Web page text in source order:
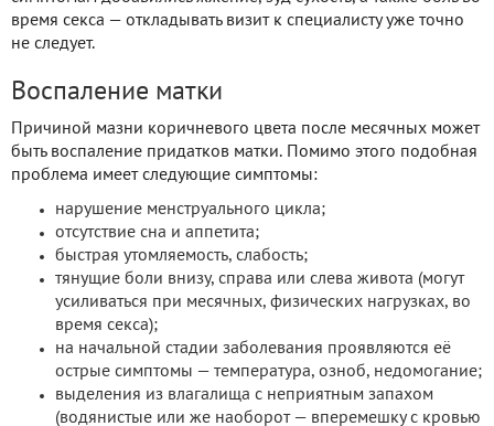
время секса — откладывать визит к специалисту уже точно
не следует.
Воспаление матки
Причиной мазни коричневого цвета после месячных может
быть воспаление придатков матки. Помимо этого подобная
проблема имеет следующие симптомы:
нарушение менструального цикла;
отсутствие сна и аппетита;
быстрая утомляемость, слабость;
тянущие боли внизу, справа или слева живота (могут
усиливаться при месячных, физических нагрузках, во
время секса);
на начальной стадии заболевания проявляются её
острые симптомы — температура, озноб, недомогание;
выделения из влагалища с неприятным запахом
(водянистые или же наоборот — вперемешку с кровью